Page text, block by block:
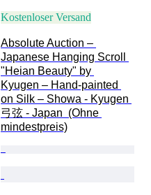
Kostenloser Versand
Absolute Auction –
Japanese Hanging Scroll
"Heian Beauty" by
Kyugen – Hand-painted
on Silk – Showa - Kyugen
弓弦 - Japan  (Ohne
mindestpreis)